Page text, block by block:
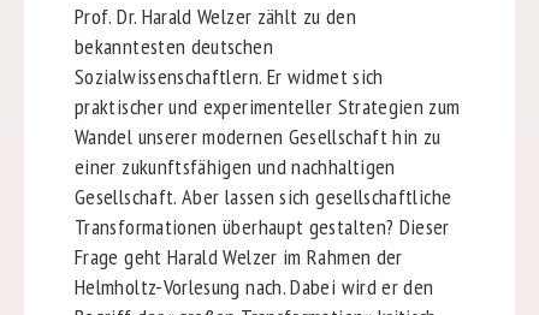
Prof. Dr. Harald Welzer zählt zu den
bekanntesten deutschen
Sozialwissenschaftlern. Er widmet sich
praktischer und experimenteller Strategien zum
Wandel unserer modernen Gesellschaft hin zu
einer zukunftsfähigen und nachhaltigen
Gesellschaft. Aber lassen sich gesellschaftliche
Transformationen überhaupt gestalten? Dieser
Frage geht Harald Welzer im Rahmen der
Helmholtz-Vorlesung nach. Dabei wird er den